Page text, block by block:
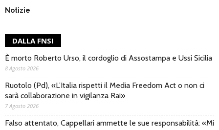
Notizie
DALLA FNSI
È morto Roberto Urso, il cordoglio di Assostampa e Ussi Sicilia
8 Agosto 2026
Ruotolo (Pd), «L’Italia rispetti il Media Freedom Act o non ci
sarà collaborazione in vigilanza Rai»
7 Agosto 2026
Falso attentato, Cappellari ammette le sue responsabilità: «Mi